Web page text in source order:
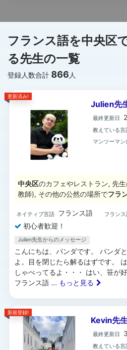
フランス語を中央区
る先生の一覧
登録人数合計 866 人
更新済み!
Julien先
最終更新日
教えている言
マンツーマ
中央区のカフェやレストラン, 先
教師), その他の公然の場所でフラ
ネイティブ言語 フランス語 フラン
初心者歓迎！
Julien先生からのメッセージ
こんにちは、パンダです。 パンダ
よ。目を閉じたら解るはずです。
しゃべってるよ・・・ はい、笹が
フランス語 ... もっと見る
新規登録!
Kevin先
最終更新日
教えている言